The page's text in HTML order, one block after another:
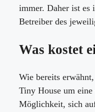
immer. Daher ist es
Betreiber des
Was kostet
Wie bereits
Tiny House um
Möglichkeit, sich